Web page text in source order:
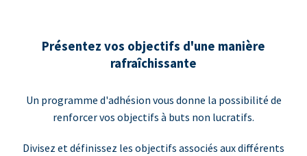
Présentez vos objectifs d'une manière
rafraîchissante
Un programme d'adhésion vous donne la possibilité de
renforcer vos objectifs à buts non lucratifs.
Divisez et définissez les objectifs associés aux différents